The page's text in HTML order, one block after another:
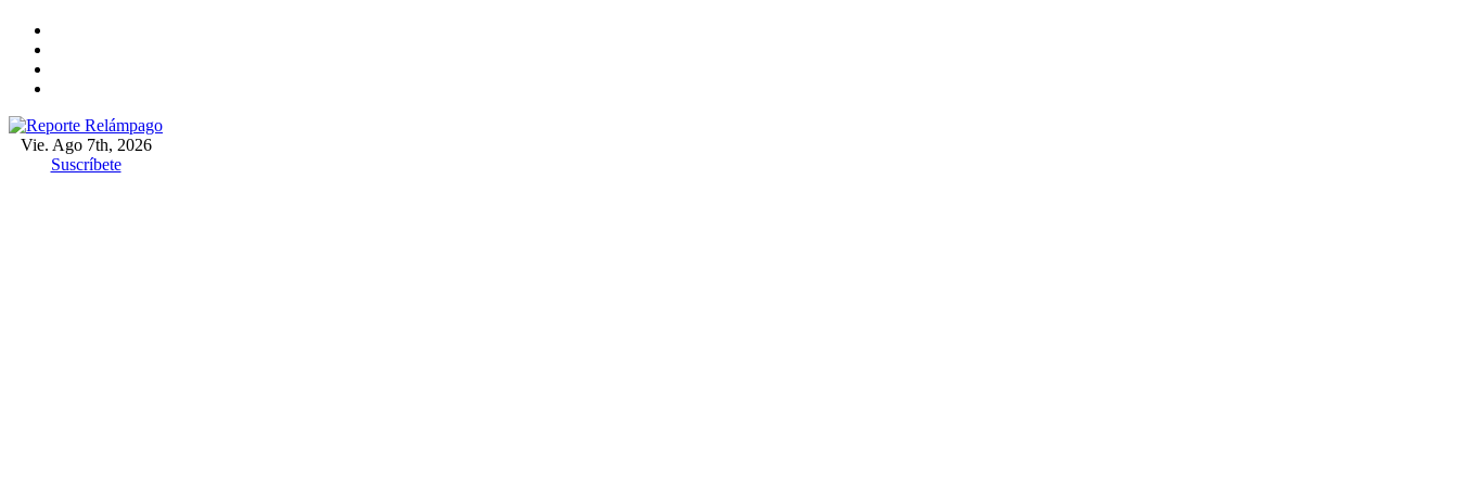
contenido
Reporte Relámpago
Claridad y rigor en cada noticia
Vie. Ago 7th, 2026
Suscríbete